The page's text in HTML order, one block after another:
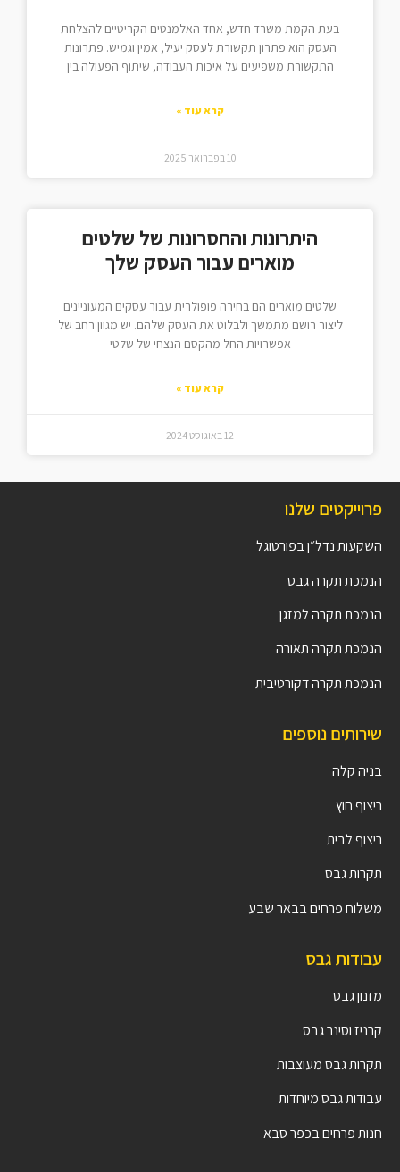
בעת הקמת משרד חדש, אחד האלמנטים הקריטיים להצלחת
העסק הוא פתרון תקשורת לעסק יעיל, אמין וגמיש. פתרונות
התקשורת משפיעים על איכות העבודה, שיתוף הפעולה בין
קרא עוד »
10 בפברואר 2025
היתרונות והחסרונות של שלטים
מוארים עבור העסק שלך
שלטים מוארים הם בחירה פופולרית עבור עסקים המעוניינים
ליצור רושם מתמשך ולבלוט את העסק שלהם. יש מגוון רחב של
אפשרויות החל מהקסם הנצחי של שלטי
קרא עוד »
12 באוגוסט 2024
פרוייקטים שלנו
השקעות נדל״ן בפורטוגל
הנמכת תקרה גבס
הנמכת תקרה למזגן
הנמכת תקרה תאורה
הנמכת תקרה דקורטיבית
שירותים נוספים
בניה קלה
ריצוף חוץ
ריצוף לבית
תקרות גבס
משלוח פרחים בבאר שבע
עבודות גבס
מזנון גבס
קרניז וסינר גבס
תקרות גבס מעוצבות
עבודות גבס מיוחדות
חנות פרחים בכפר סבא